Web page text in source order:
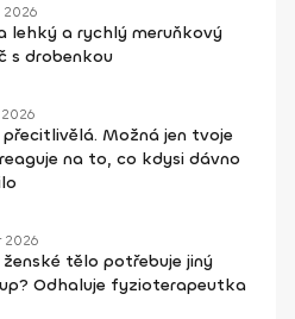
2026
lehký a rychlý meruňkový
s drobenkou
přecitlivělá. Možná jen tvoje
na to, co kdysi dávno
2026
ženské tělo potřebuje jiný
Odhaluje fyzioterapeutka